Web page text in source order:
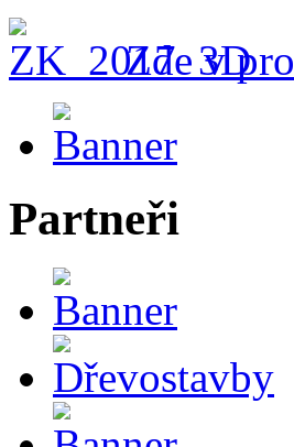
Zde v
Partneři